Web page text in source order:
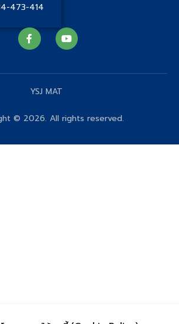
473-414
YSJ MAT
© 2026. All rights reserved.